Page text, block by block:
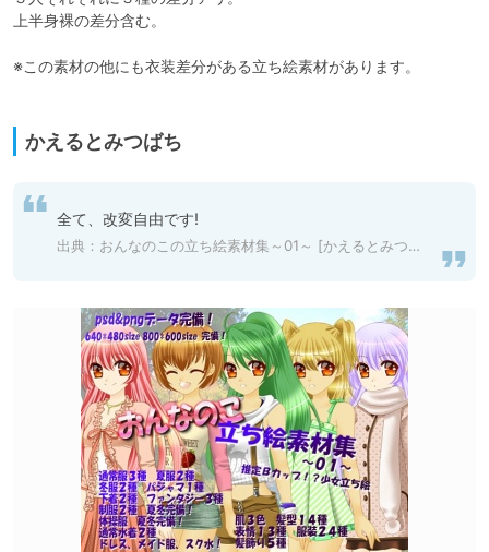
上半身裸の差分含む。
※この素材の他にも衣装差分がある立ち絵素材があります。
かえるとみつばち
全て、改変自由です!
出典： おんなのこの立ち絵素材集～01～ [かえるとみつばち] | DLsite 同人